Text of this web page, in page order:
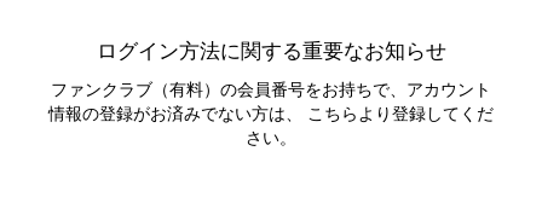
ログイン方法に関する重要なお知らせ
ファンクラブ（有料）の会員番号をお持ちで、アカウント
情報の登録がお済みでない方は、 こちらより登録してくだ
さい。